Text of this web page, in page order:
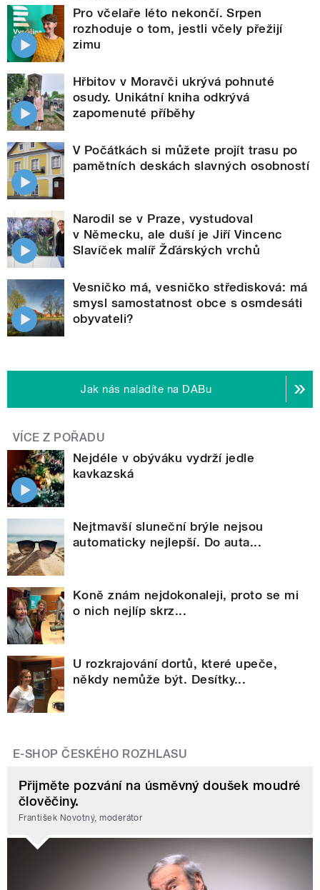
Pro včelaře léto nekončí. Srpen
rozhoduje o tom, jestli včely přežijí
zimu
Hřbitov v Moravči ukrývá pohnuté
osudy. Unikátní kniha odkrývá
zapomenuté příběhy
V Počátkách si můžete projít trasu po
pamětních deskách slavných osobností
Narodil se v Praze, vystudoval
v Německu, ale duší je Jiří Vincenc
Slavíček malíř Žďárských vrchů
Vesničko má, vesničko středisková: má
smysl samostatnost obce s osmdesáti
obyvateli?
Jak nás naladíte na DABu
VÍCE Z POŘADU
Nejdéle v obýváku vydrží jedle
kavkazská
Nejtmavší sluneční brýle nejsou
automaticky nejlepší. Do auta...
Koně znám nejdokonaleji, proto se mi
o nich nejlíp skrz...
U rozkrajování dortů, které upeče,
někdy nemůže být. Desítky...
E-SHOP ČESKÉHO ROZHLASU
Přijměte pozvání na úsměvný doušek moudré
člověčiny.
František Novotný, moderátor